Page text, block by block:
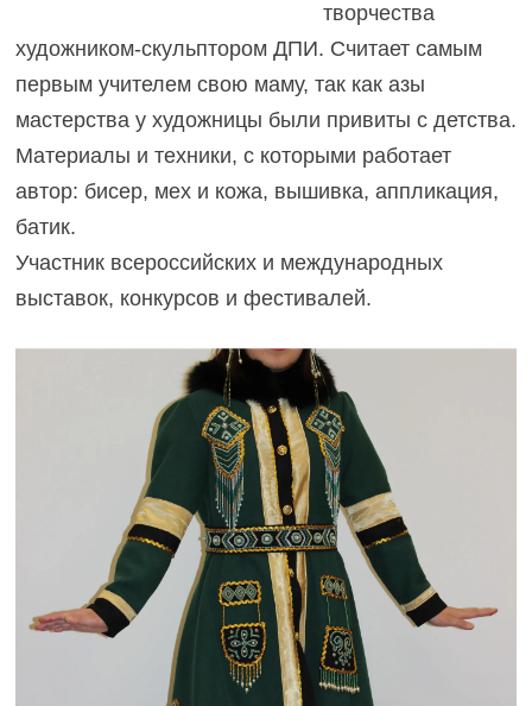
творчества
художником-скульптором ДПИ. Считает самым
первым учителем свою маму, так как азы
мастерства у художницы были привиты с детства.
Материалы и техники, с которыми работает
автор: бисер, мех и кожа, вышивка, аппликация,
батик.
Участник всероссийских и международных
выставок, конкурсов и фестивалей.